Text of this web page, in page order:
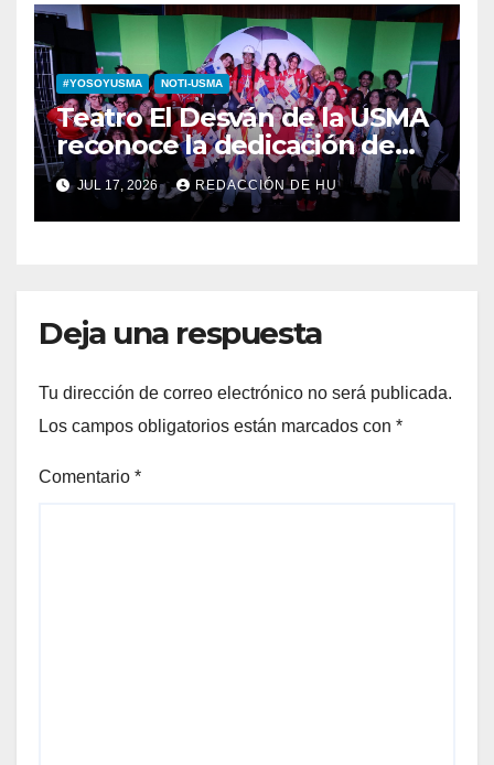
#YOSOYUSMA NOTI-USMA
Teatro El Desván de la USMA
reconoce la dedicación de
sus estudiantes en su 43
aniversario
JUL 17, 2026 REDACCIÓN DE HU
Deja una respuesta
Tu dirección de correo electrónico no será publicada.
Los campos obligatorios están marcados con *
Comentario *